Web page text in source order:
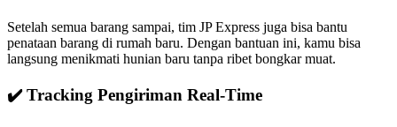
Setelah semua barang sampai, tim JP Express juga bisa bantu
penataan barang di rumah baru. Dengan bantuan ini, kamu bisa
langsung menikmati hunian baru tanpa ribet bongkar muat.
✔️ Tracking Pengiriman Real-Time